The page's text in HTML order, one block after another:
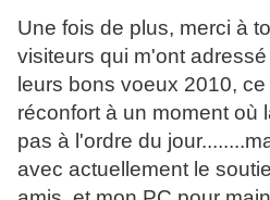
Une fois de plus, merci à
visiteurs qui m'ont
leurs bons voeux 2010,
réconfort à un moment où
pas à l'ordre du
avec actuellement le